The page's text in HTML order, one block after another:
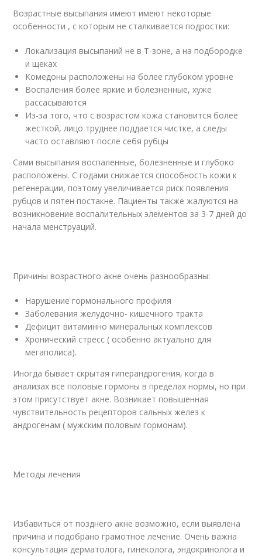
Возрастные высыпания имеют имеют некоторые
особенности , с которым не сталкивается подростки:
Локализация высыпаний не в Т-зоне, а на подбородке
и щеках
Комедоны расположены на более глубоком уровне
Воспаления более яркие и болезненные, хуже
рассасываются
Из-за того, что с возрастом кожа становится более
жесткой, лицо труднее поддается чистке, а следы
часто оставляют после себя рубцы
Сами высыпания воспаленные, болезненные и глубоко
расположены. С годами снижается способность кожи к
регенерации, поэтому увеличивается риск появления
рубцов и пятен постакне. Пациенты также жалуются на
возникновение воспалительных элементов за 3-7 дней до
начала менструаций.
Причины возрастного акне очень разнообразны:
Нарушение гормонального профиля
Заболевания желудочно- кишечного тракта
Дефицит витаминно минеральных комплексов
Хронический стресс ( особенно актуально для
мегаполиса).
Иногда бывает скрытая гиперандрогения, когда в
анализах все половые гормоны в пределах нормы, но при
этом присутствует акне. Возникает повышенная
чувствительность рецепторов сальных желез к
андрогенам ( мужским половым гормонам).
Методы лечения
Избавиться от позднего акне возможно, если выявлена
причина и подобрано грамотное лечение. Очень важна
консультация дерматолога, гинеколога, эндокринолога и